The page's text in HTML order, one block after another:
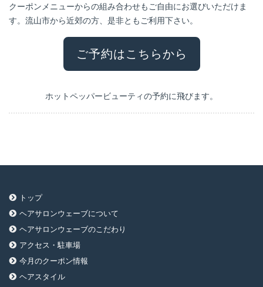
クーポンメニューからの組み合わせもご自由にお選びいただけま
す。流山市から近郊の方、是非ともご利用下さい。
ご予約はこちらから
ホットペッパービューティの予約に飛びます。
トップ
ヘアサロンウェーブについて
ヘアサロンウェーブのこだわり
アクセス・駐車場
今月のクーポン情報
ヘアスタイル